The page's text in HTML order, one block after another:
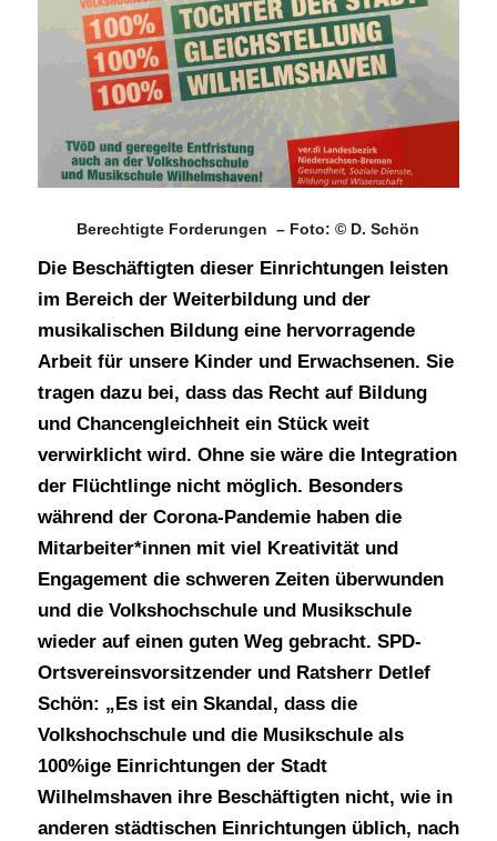
Berechtigte Forderungen – Foto: © D. Schön
Die Beschäftigten dieser Einrichtungen leisten
im Bereich der Weiterbildung und der
musikalischen Bildung eine hervorragende
Arbeit für unsere Kinder und Erwachsenen. Sie
tragen dazu bei, dass das Recht auf Bildung
und Chancengleichheit ein Stück weit
verwirklicht wird. Ohne sie wäre die Integration
der Flüchtlinge nicht möglich. Besonders
während der Corona-Pandemie haben die
Mitarbeiter*innen mit viel Kreativität und
Engagement die schweren Zeiten überwunden
und die Volkshochschule und Musikschule
wieder auf einen guten Weg gebracht. SPD-
Ortsvereinsvorsitzender und Ratsherr Detlef
Schön: „Es ist ein Skandal, dass die
Volkshochschule und die Musikschule als
100%ige Einrichtungen der Stadt
Wilhelmshaven ihre Beschäftigten nicht, wie in
anderen städtischen Einrichtungen üblich, nach